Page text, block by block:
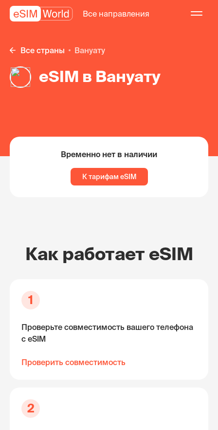
Все направления
Все страны Вануату
eSIM в Вануату
Временно нет в наличии
К тарифам eSIM
Как работает eSIM
1
Проверьте совместимость вашего телефона
с eSIM
Проверить совместимость
2